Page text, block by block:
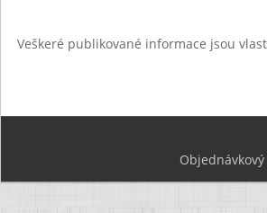
Veškeré publikované informace jsou